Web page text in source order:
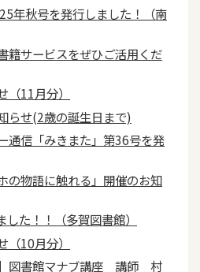
年秋号を発行しました！（南
サービスをぜひご活用くだ
（11月分）
らせ(2歳の誕生日まで)
通信「みきまた」第36号を発
の物語に触れる」開催のお知
た！！（多賀図書館）
（10月分）
】図書館マナブ講座 講師 村